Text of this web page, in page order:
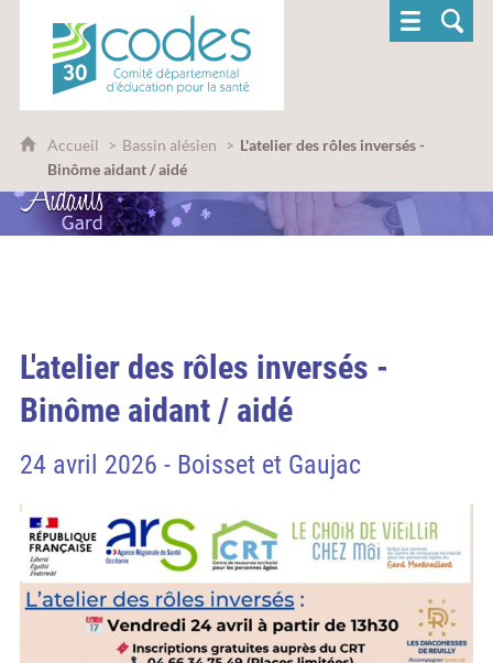
CoDES 30 - Comité départemental
Accueil Bassin alésien
L'atelier des rôles inversés -
Binôme aidant / aidé
L'atelier des rôles inversés -
Binôme aidant / aidé
24 avril 2026 - Boisset et Gaujac